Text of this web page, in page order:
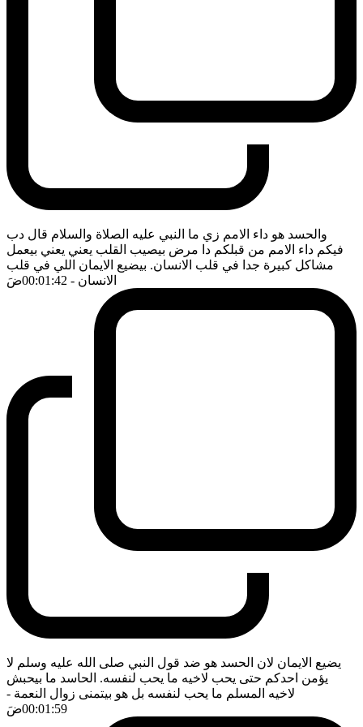
والحسد هو داء الامم زي ما النبي عليه الصلاة والسلام قال دب
فيكم داء الامم من قبلكم دا مرض بيصيب القلب يعني يعني بيعمل
مشاكل كبيرة جدا في قلب الانسان. بيضيع الايمان اللي في قلب
الانسان - 00:01:42 ضَ
يضيع الايمان لان الحسد هو ضد قول النبي صلى الله عليه وسلم لا
يؤمن احدكم حتى يحب لاخيه ما يحب لنفسه. الحاسد ما بيحبش
لاخيه المسلم ما يحب لنفسه بل هو بيتمنى زوال النعمة -
00:01:59ضَ